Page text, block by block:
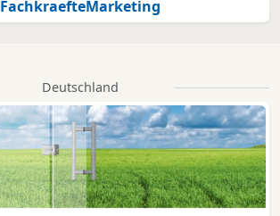
FachkraefteMarketing
Deutschland